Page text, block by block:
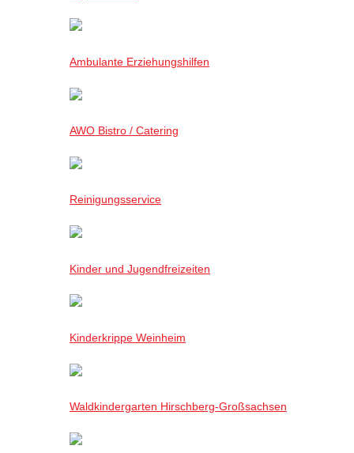
Ambulante Erziehungshilfen
AWO Bistro / Catering
Reinigungsservice
Kinder und Jugendfreizeiten
Kinderkrippe Weinheim
Waldkindergarten Hirschberg-Großsachsen